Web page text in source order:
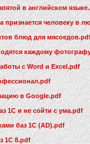
в английском
признается человеку в
блюд для
каждому
с Word и Excel.pdf
в Google.pdf
1С и не сойти с ума.pdf
баз 1С (AD).pdf
1С 8.pdf